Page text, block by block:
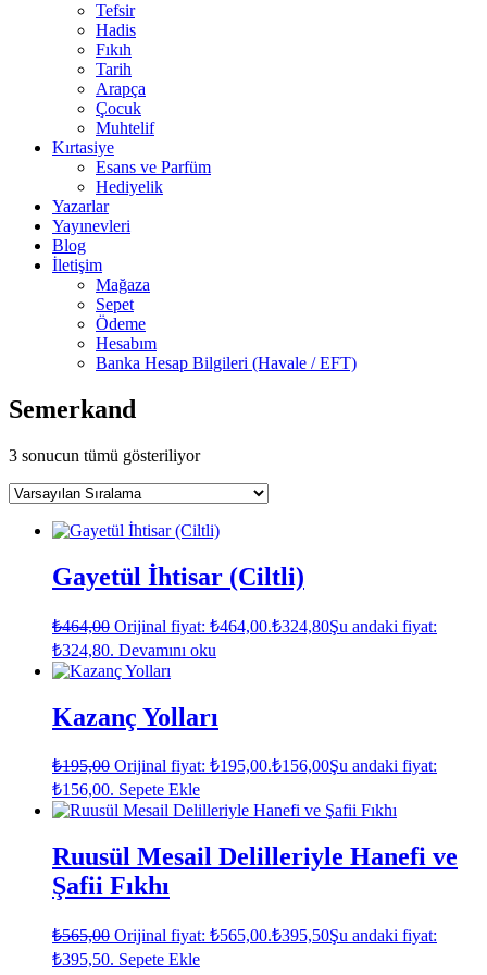
Tefsir
Hadis
Fıkıh
Tarih
Arapça
Çocuk
Muhtelif
Kırtasiye
Esans ve Parfüm
Hediyelik
Yazarlar
Yayınevleri
Blog
İletişim
Mağaza
Sepet
Ödeme
Hesabım
Banka Hesap Bilgileri (Havale / EFT)
Semerkand
3 sonucun tümü gösteriliyor
Gayetül İhtisar (Ciltli)
₺464,00 Orijinal fiyat: ₺464,00.₺324,80Şu andaki fiyat:
₺324,80. Devamını oku
Kazanç Yolları
₺195,00 Orijinal fiyat: ₺195,00.₺156,00Şu andaki fiyat:
₺156,00. Sepete Ekle
Ruusül Mesail Delilleriyle Hanefi ve
Şafii Fıkhı
₺565,00 Orijinal fiyat: ₺565,00.₺395,50Şu andaki fiyat:
₺395,50. Sepete Ekle